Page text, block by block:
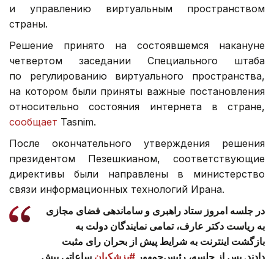
и управлению виртуальным пространством
страны.
Решение принято на состоявшемся накануне
четвертом заседании Специального штаба
по регулированию виртуального пространства,
на котором были приняты важные постановления
относительно состояния интернета в стране,
сообщает Tasnim.
После окончательного утверждения решения
президентом Пезешкианом, соответствующие
директивы были направлены в министерство
связи информационных технологий Ирана.
در جلسه امروز ستاد راهبری و ساماندهی فضای مجازی
به ریاست دکتر عارف، تمامی نمایندگان دولت به
بازگشت اینترنت به شرایط پیش از بحران رای مثبت
دادند. پس از جلسه، رئیس‌جمهور #پزشکیان ساعاتی پیش